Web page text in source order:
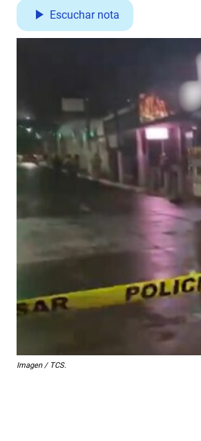
Escuchar nota
Imagen / TCS.